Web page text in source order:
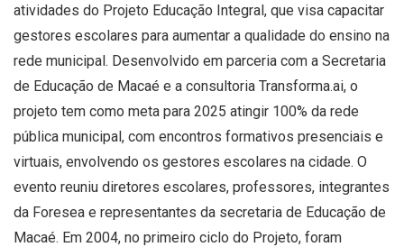
atividades do Projeto Educação Integral, que visa capacitar
gestores escolares para aumentar a qualidade do ensino na
rede municipal. Desenvolvido em parceria com a Secretaria
de Educação de Macaé e a consultoria Transforma.ai, o
projeto tem como meta para 2025 atingir 100% da rede
pública municipal, com encontros formativos presenciais e
virtuais, envolvendo os gestores escolares na cidade. O
evento reuniu diretores escolares, professores, integrantes
da Foresea e representantes da secretaria de Educação de
Macaé. Em 2004, no primeiro ciclo do Projeto, foram